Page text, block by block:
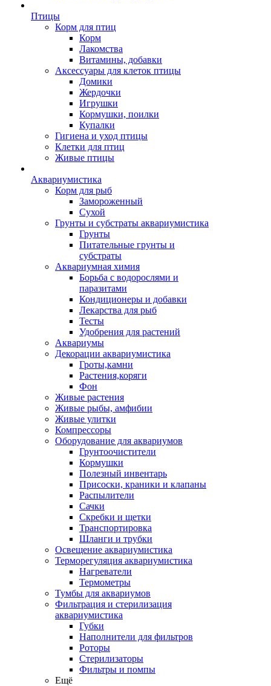
Птицы
Корм для птиц
Корм
Лакомства
Витамины, добавки
Аксессуары для клеток птицы
Домики
Жердочки
Игрушки
Кормушки, поилки
Купалки
Гигиена и уход птицы
Клетки для птиц
Живые птицы
Аквариумистика
Корм для рыб
Замороженный
Сухой
Грунты и субстраты аквариумистика
Грунты
Питательные грунты и
субстраты
Аквариумная химия
Борьба с водорослями и
паразитами
Кондиционеры и добавки
Лекарства для рыб
Тесты
Удобрения для растений
Аквариумы
Декорации аквариумистика
Гроты,камни
Растения,коряги
Фон
Живые растения
Живые рыбы, амфибии
Живые улитки
Компрессоры
Оборудование для аквариумов
Грунтоочистители
Кормушки
Полезный инвентарь
Присоски, краники и клапаны
Распылители
Сачки
Скребки и щетки
Транспортировка
Шланги и трубки
Освещение аквариумистика
Терморегуляция аквариумистика
Нагреватели
Термометры
Тумбы для аквариумов
Фильтрация и стерилизация
аквариумистика
Губки
Наполнители для фильтров
Роторы
Стерилизаторы
Фильтры и помпы
Ещё